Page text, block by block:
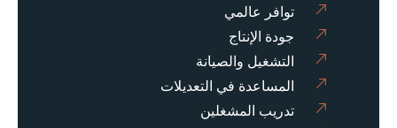
توافر عالمي
جودة الإنتاج
التشغيل والصيانة
المساعدة في التعديلات
تدريب المشغلين